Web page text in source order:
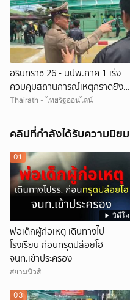
อรินทราช 26 - นปพ.ภาค 1 เร่ง
ควบคุมสถานการณ์เหตุกราดยิง
โรงเรียนเทพศิรินทร์ นนทบุรี
Thairath - ไทยรัฐออนไลน์
คลิปที่กำลังได้รับความนิยม
วิดีโอ
01
พ่อเด็กผู้ก่อเหตุ เดินทางไป
โรงเรียน ก่อนทรุดปล่อยโฮ
จนท.เข้าประครอง
สยามนิวส์
03